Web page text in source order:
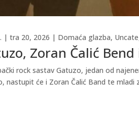
Zoran Čalić
|tra 20, 2026 | Domaća glazba,
rock sastav Gatuzo, jedan od
nastupit će i Zoran Čalić Band te mladi